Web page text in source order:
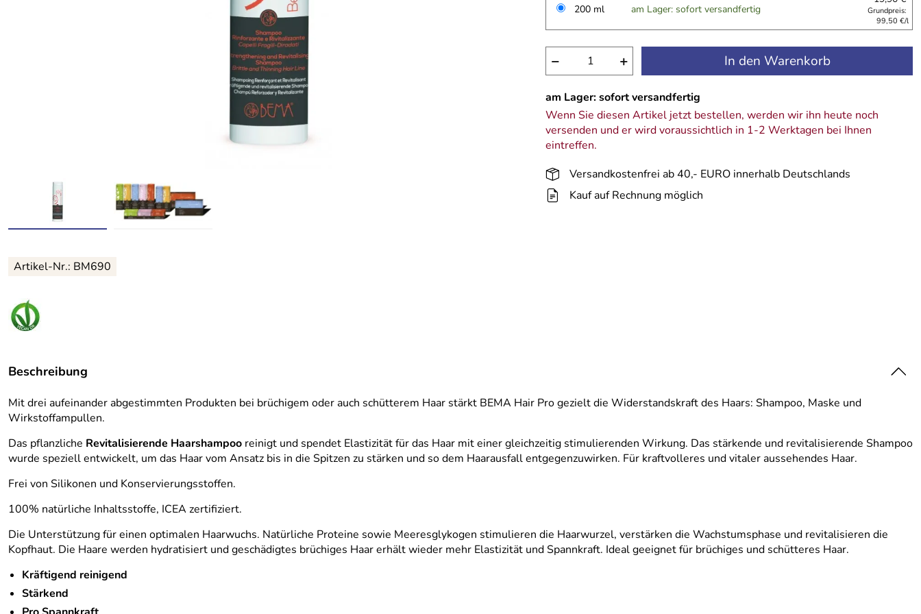
200 ml am Lager: sofort versandfertig
Grundpreis:
99,50 €/l
− + In den Warenkorb
am Lager: sofort versandfertig
Wenn Sie diesen Artikel jetzt bestellen, werden wir ihn heute noch
versenden und er wird voraussichtlich in 1-2 Werktagen bei Ihnen
eintreffen.
Versandkostenfrei ab 40,- EURO innerhalb Deutschlands
Kauf auf Rechnung möglich
Artikel-Nr.: BM690
Beschreibung
Mit drei aufeinander abgestimmten Produkten bei brüchigem oder auch schütterem Haar stärkt BEMA Hair Pro gezielt die Widerstandskraft des Haars: Shampoo, Maske und
Wirkstoffampullen.
Das pflanzliche Revitalisierende Haarshampoo reinigt und spendet Elastizität für das Haar mit einer gleichzeitig stimulierenden Wirkung. Das stärkende und revitalisierende Shampoo
wurde speziell entwickelt, um das Haar vom Ansatz bis in die Spitzen zu stärken und so dem Haarausfall entgegenzuwirken. Für kraftvolleres und vitaler aussehendes Haar.
Frei von Silikonen und Konservierungsstoffen.
100% natürliche Inhaltsstoffe, ICEA zertifiziert.
Die Unterstützung für einen optimalen Haarwuchs. Natürliche Proteine sowie Meeresglykogen stimulieren die Haarwurzel, verstärken die Wachstumsphase und revitalisieren die
Kopfhaut. Die Haare werden hydratisiert und geschädigtes brüchiges Haar erhält wieder mehr Elastizität und Spannkraft. Ideal geeignet für brüchiges und schütteres Haar.
Kräftigend reinigend
Stärkend